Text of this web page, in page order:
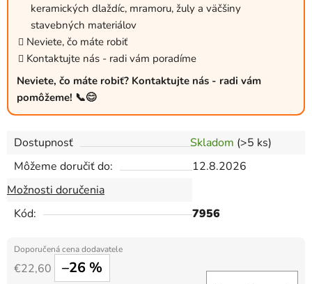
keramických dlaždíc, mramoru, žuly a väčšiny
stavebných materiálov
Neviete, čo máte robiť
Kontaktujte nás - radi vám poradíme
Neviete, čo máte robiť? Kontaktujte nás - radi vám
pomôžeme! 📞😊
Dostupnosť Skladom (>5 ks)
Môžeme doručiť do:
12.8.2026
Možnosti doručenia
Kód:
7956
€22,60 –26 %